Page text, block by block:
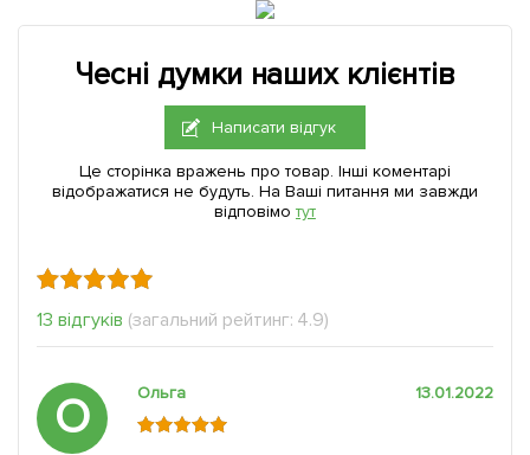
Чесні думки наших клієнтів
Написати відгук
Це сторінка вражень про товар. Інші коментарі
відображатися не будуть. На Ваші питання ми завжди
відповімо тут
13 відгуків (загальний рейтинг: 4.9)
О Ольга 13.01.2022